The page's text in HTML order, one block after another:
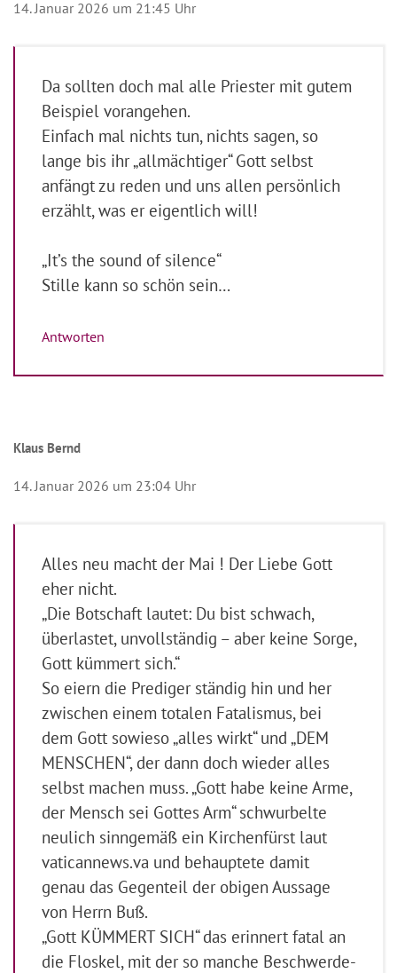
14. Januar 2026 um 21:45 Uhr
Da sollten doch mal alle Priester mit gutem
Beispiel vorangehen.
Einfach mal nichts tun, nichts sagen, so
lange bis ihr „allmächtiger“ Gott selbst
anfängt zu reden und uns allen persönlich
erzählt, was er eigentlich will!
„It’s the sound of silence“
Stille kann so schön sein…
Antworten
Klaus Bernd
14. Januar 2026 um 23:04 Uhr
Alles neu macht der Mai ! Der Liebe Gott
eher nicht.
„Die Botschaft lautet: Du bist schwach,
überlastet, unvollständig – aber keine Sorge,
Gott kümmert sich.“
So eiern die Prediger ständig hin und her
zwischen einem totalen Fatalismus, bei
dem Gott sowieso „alles wirkt“ und „DEM
MENSCHEN“, der dann doch wieder alles
selbst machen muss. „Gott habe keine Arme,
der Mensch sei Gottes Arm“ schwurbelte
neulich sinngemäß ein Kirchenfürst laut
vaticannews.va und behauptete damit
genau das Gegenteil der obigen Aussage
von Herrn Buß.
„Gott KÜMMERT SICH“ das erinnert fatal an
die Floskel, mit der so manche Beschwerde-